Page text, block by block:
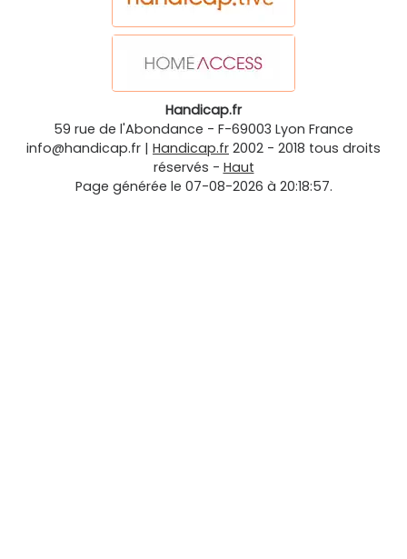
Handicap.fr
59 rue de l'Abondance - F-69003 Lyon France
info@handicap.fr | Handicap.fr 2002 - 2018 tous droits
réservés - Haut
Page générée le 07-08-2026 à 20:18:57.